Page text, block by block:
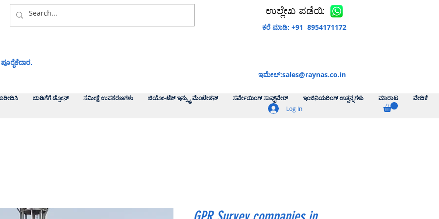
ಬಾಡಿಗೆಗೆ ಡ್ರೋನ್ ಸಮೀಕ್ಷೆ ಉಪಕರಣಗಳು ಜಿಯೋ-ಟೆಕ್ ಇನ್ಸ್ಟ್ರುಮೆಂಟೇಶನ್ ಸರ್ವೇಯಿಂಗ್ ಸಾಫ್ಟ್‌ವೇರ್ ಇಂಜಿನಿಯರಿಂಗ್ ಉತ್ಪನ್ನಗಳು ಮಾರಾಟ ವೇದಿಕೆ
ಉಲ್ಲೇಖ ಪಡೆಯಿರಿ
ಕರೆ ಮಾಡಿ: +91 8954171172
ಇಮೇಲ್:sales@raynas.co.in
Log In